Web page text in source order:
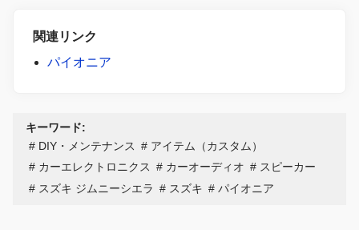
関連リンク
パイオニア
キーワード:
DIY・メンテナンス
アイテム（カスタム）
カーエレクトロニクス
カーオーディオ
スピーカー
スズキ ジムニーシエラ
スズキ パイオニア